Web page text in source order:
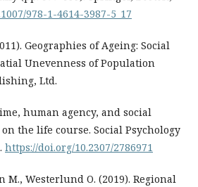
978-1-4614-3987-5_17
Geographies of Ageing: Social
Unevenness of Population
Ltd.
human agency, and social
the life course. Social Psychology
https://doi.org/10.2307/2786971
M., Westerlund O. (2019). Regional